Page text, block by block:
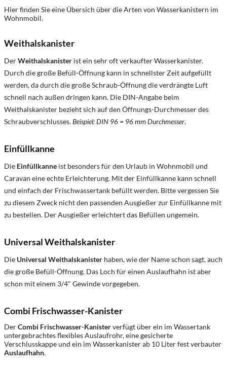
Hier finden Sie eine Übersich über die Arten von Wasserkanistern im
Wohnmobil.
Weithalskanister
DerWeithalskanister ist ein sehr oft verkaufter Wasserkanister.
Durch die große Befüll-Öffnung kann in schnellster Zeit aufgefüllt
werden, da durch die große Schraub-Öffnung die verdrängte Luft
schnell nach außen dringen kann. Die DIN-Angabe beim
Weithalskanister bezieht sich auf den Öffnungs-Durchmesser des
Schraubverschlusses.Beispiel: DIN 96 = 96 mm Durchmesser.
Einfüllkanne
Die Einfüllkanne ist besonders für den Urlaub in Wohnmobil und
Caravan eine echte Erleichterung. Mit der Einfüllkanne kann schnell
und einfach der Frischwassertank befüllt werden. Bitte vergessen Sie
zu diesem Zweck nicht den passenden Ausgießer zur Einfüllkanne mit
zu bestellen. Der Ausgießer erleichtert das Befüllen ungemein.
Universal Weithalskanister
Die Universal Weithalskanister haben, wie der Name schon sagt, auch
die große Befüll-Öffnung. Das Loch für einen Auslaufhahn ist aber
schon mit einem 3/4" Gewinde vorgegeben.
Combi Frischwasser-Kanister
DerCombi Frischwasser-Kanisterverfügt über ein im Wassertank
untergebrachtes flexibles Auslaufrohr, eine gesicherte
Verschlusskappe und ein im Wasserkanister ab 10 Liter fest verbauter
Auslaufhahn.